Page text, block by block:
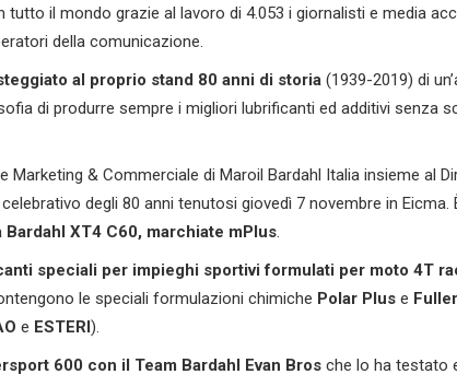
il mondo grazie al lavoro di 4.053 i giornalisti e media
della comunicazione.
eggiato al proprio stand 80 anni di storia (1939-2019) di
di produrre sempre i migliori lubrificanti ed additivi senza
Marketing & Commerciale di Maroil Bardahl Italia insieme al
degli 80 anni tenutosi giovedì 7 novembre in Eicma.
Bardahl XT4 C60, marchiate mPlus.
speciali per impieghi sportivi formulati per moto 4T
le speciali formulazioni chimiche Polar Plus e
e ESTERI).
600 con il Team Bardahl Evan Bros che lo ha testato